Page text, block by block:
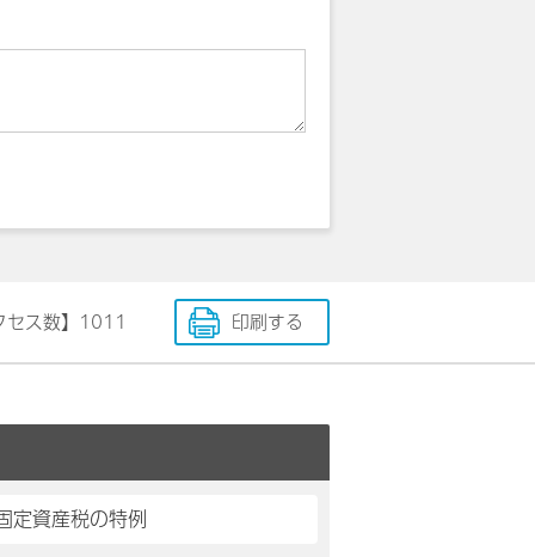
セス数】 1011 印刷する
定資産税の特例